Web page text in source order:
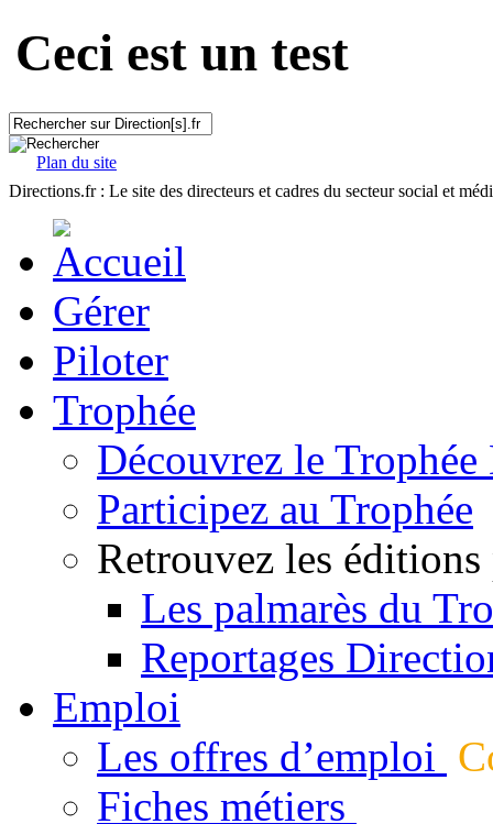
Ceci est un test
Plan du site
Directions.fr : Le site des directeurs et cadres du secteur social et
Gérer
Piloter
Trophée
Découvrez le
Participez au Trophée
Retrouvez les éditions
Les palmarès du
Reportages
Emploi
Les offres d’emploi
Fiches métiers